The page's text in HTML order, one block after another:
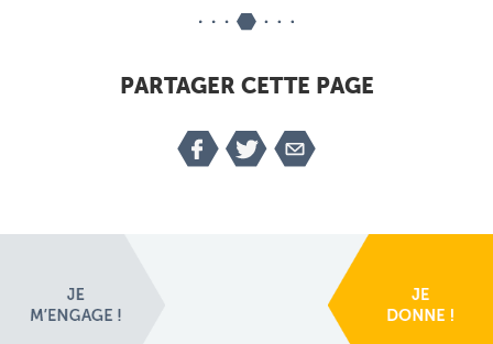
PARTAGER CETTE PAGE